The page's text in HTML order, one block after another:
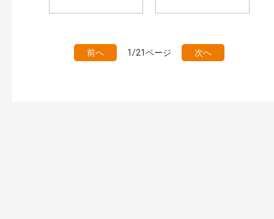
前へ 1/21ページ 次へ